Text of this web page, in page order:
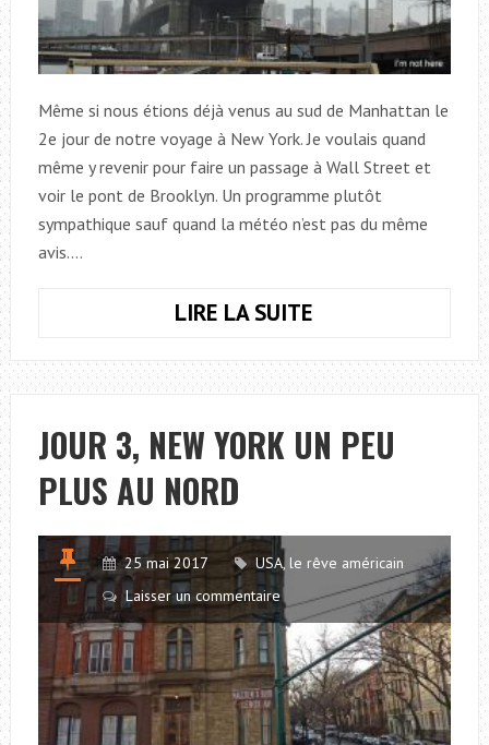
Même si nous étions déjà venus au sud de Manhattan le
2e jour de notre voyage à New York. Je voulais quand
même y revenir pour faire un passage à Wall Street et
voir le pont de Brooklyn. Un programme plutôt
sympathique sauf quand la météo n’est pas du même
avis.…
LIRE LA SUITE
SUR
LE
PONT
DE
NEW
YORK
JOUR 3, NEW YORK UN PEU
PLUS AU NORD
25 mai 2017
USA, le rêve américain
Laisser un commentaire